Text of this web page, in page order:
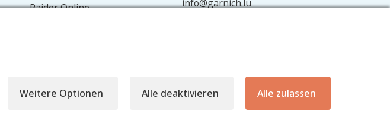
Raider Online
info@garnich.lu
Weitere Optionen Alle deaktivieren Alle zulassen